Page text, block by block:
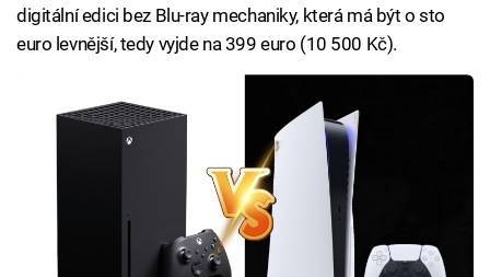
digitální edici bez Blu-ray mechaniky, která má být o sto
euro levnější, tedy vyjde na 399 euro (10 500 Kč).